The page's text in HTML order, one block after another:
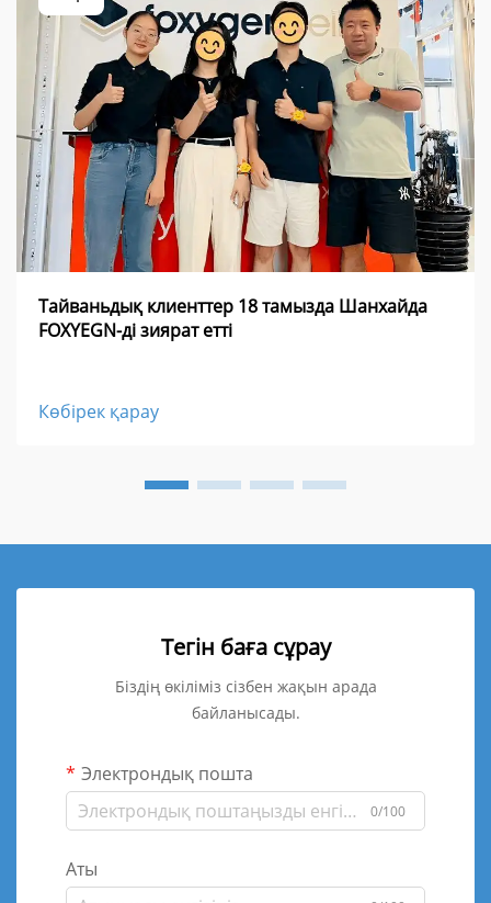
Тайваньдық клиенттер 18 тамызда Шанхайда
FOXYEGN-ді зиярат етті
Көбірек қарау
Тегін баға сұрау
Біздің өкіліміз сізбен жақын арада
байланысады.
Электрондық пошта
0/100
Аты